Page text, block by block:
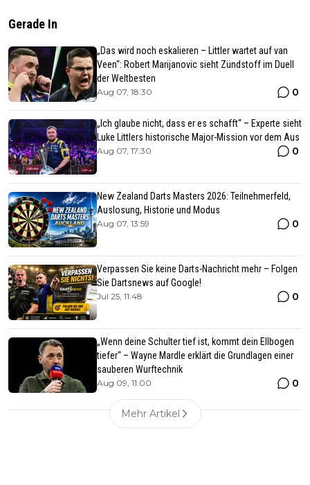
Gerade In
„Das wird noch eskalieren – Littler wartet auf van
Veen“: Robert Marijanovic sieht Zündstoff im Duell
der Weltbesten
Aug 07, 18:30 0
„Ich glaube nicht, dass er es schafft“ – Experte sieht
Luke Littlers historische Major-Mission vor dem Aus
Aug 07, 17:30 0
New Zealand Darts Masters 2026: Teilnehmerfeld,
Auslosung, Historie und Modus
Aug 07, 13:59 0
Verpassen Sie keine Darts-Nachricht mehr – Folgen
Sie Dartsnews auf Google!
Jul 25, 11:48 0
„Wenn deine Schulter tief ist, kommt dein Ellbogen
tiefer“ – Wayne Mardle erklärt die Grundlagen einer
sauberen Wurftechnik
Aug 09, 11:00 0
Mehr Artikel